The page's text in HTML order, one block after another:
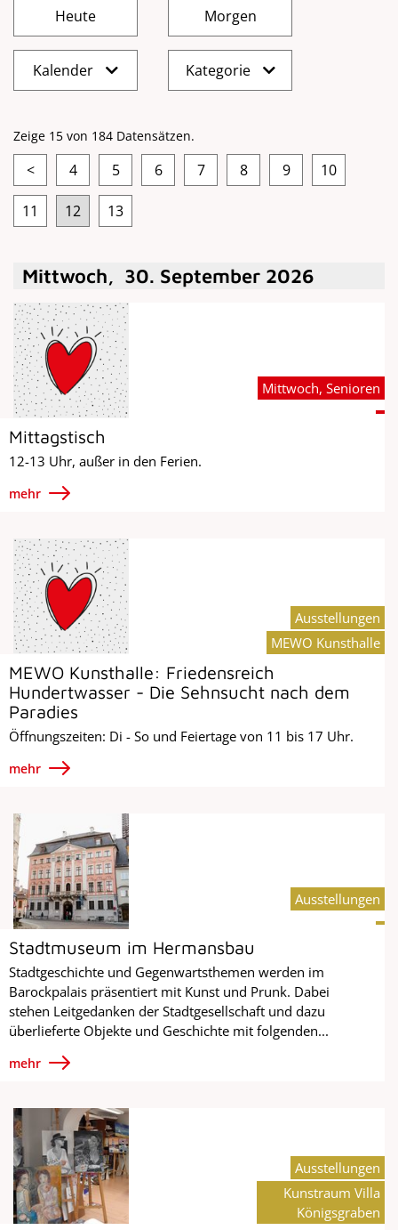
Kalender Kategorie
Zeige 15 von 184 Datensätzen.
< 4 5 6 7 8 9 10
11 12 13
Mittwoch, 30. September 2026
Mittagstisch
12-13 Uhr, außer in den Ferien.
mehr
Mittwoch, Senioren
MEWO Kunsthalle: Friedensreich
Hundertwasser - Die Sehnsucht nach dem
Paradies
Öffnungszeiten: Di - So und Feiertage von 11 bis 17 Uhr.
mehr
Ausstellungen
MEWO Kunsthalle
Stadtmuseum im Hermansbau
Stadtgeschichte und Gegenwartsthemen werden im
Barockpalais präsentiert mit Kunst und Prunk. Dabei
stehen Leitgedanken der Stadtgesellschaft und dazu
überlieferte Objekte und Geschichte mit folgenden...
mehr
Ausstellungen
Ausstellungen
Kunstraum Villa
Königsgraben